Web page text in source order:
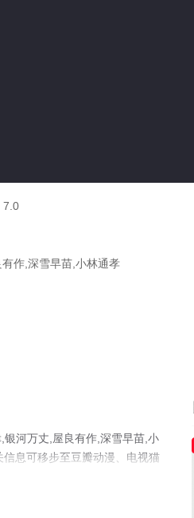
7.0
作,深雪早苗,小林通孝
河万丈,屋良有作,深雪早苗,小
息可移步至豆瓣动漫、电视猫